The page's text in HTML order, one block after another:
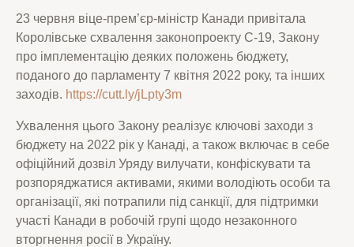
23 червня віце-прем’єр-міністр Канади привітала
Королівське схвалення законопроекту C-19, Закону
про імплементацію деяких положень бюджету,
поданого до парламенту 7 квітня 2022 року, та інших
заходів. https://cutt.ly/jLpty3m
Ухвалення цього Закону реалізує ключові заходи з
бюджету на 2022 рік у Канаді, а також включає в себе
офіційний дозвіл Уряду вилучати, конфіскувати та
розпоряджатися активами, якими володіють особи та
організації, які потрапили під санкції, для підтримки
участі Канади в робочій групі щодо незаконного
вторгнення росії в Україну.